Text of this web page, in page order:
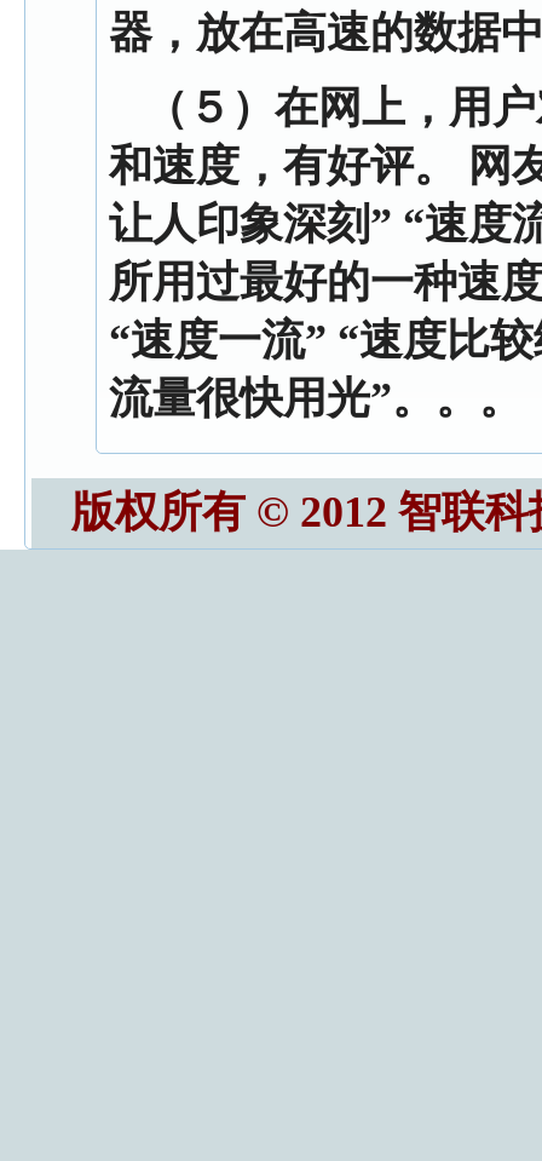
器，放在高速的数据
（５）在网上，用
和速度，有好评。 网
让人印象深刻” “速度
所用过最好的一种速
“速度一流” “速度比
流量很快用光”。。。
版权所有 © 2012 智联